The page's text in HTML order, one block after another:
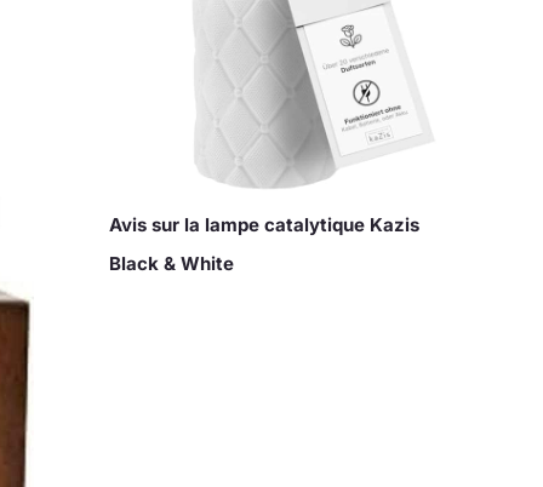
Avis sur la lampe catalytique Kazis
Black & White